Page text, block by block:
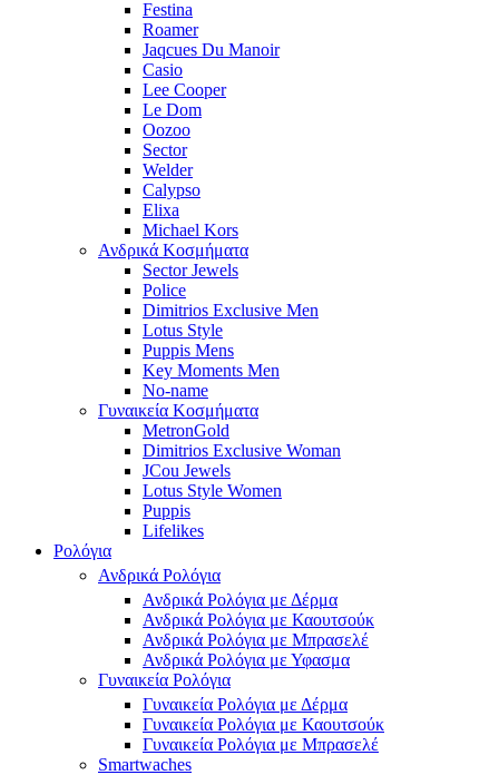
Festina
Roamer
Jaqcues Du Manoir
Casio
Lee Cooper
Le Dom
Oozoo
Sector
Welder
Calypso
Elixa
Michael Kors
Ανδρικά Κοσμήματα
Sector Jewels
Police
Dimitrios Exclusive Men
Lotus Style
Puppis Mens
Key Moments Men
No-name
Γυναικεία Κοσμήματα
MetronGold
Dimitrios Exclusive Woman
JCou Jewels
Lotus Style Women
Puppis
Lifelikes
Ρολόγια
Ανδρικά Ρολόγια
Ανδρικά Ρολόγια με Δέρμα
Ανδρικά Ρολόγια με Καουτσούκ
Ανδρικά Ρολόγια με Μπρασελέ
Ανδρικά Ρολόγια με Υφασμα
Γυναικεία Ρολόγια
Γυναικεία Ρολόγια με Δέρμα
Γυναικεία Ρολόγια με Καουτσούκ
Γυναικεία Ρολόγια με Μπρασελέ
Smartwaches